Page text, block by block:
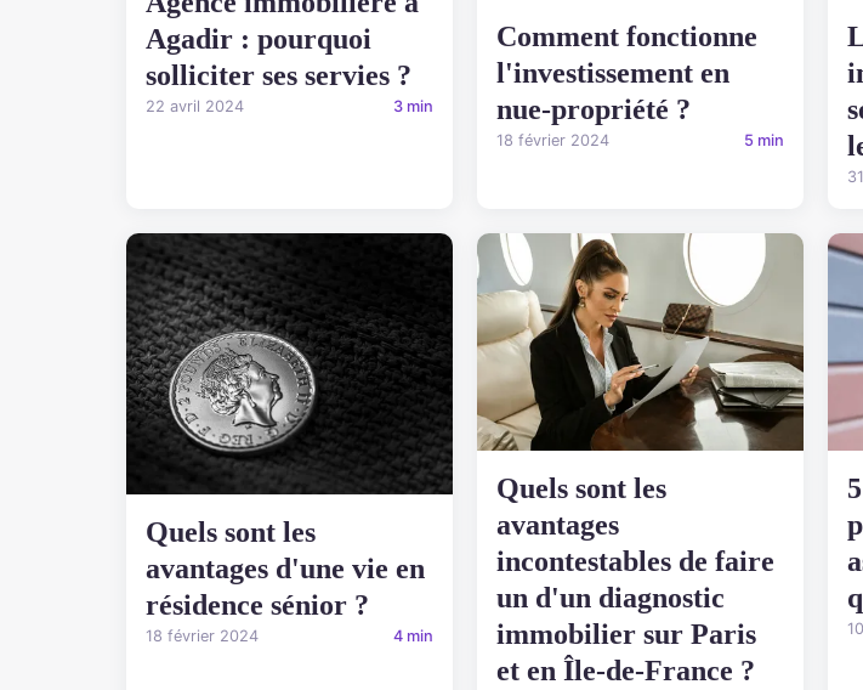
Agadir : pourquoi
solliciter ses servies ?
22 avril 2024 3 min
Comment fonctionne
l'investissement en
nue-propriété ?
18 février 2024 5 min
Quels sont les
avantages d'une vie en
résidence sénior ?
18 février 2024 4 min
Quels sont les
avantages
incontestables de faire
un d'un diagnostic
immobilier sur Paris
et en Île-de-France ?